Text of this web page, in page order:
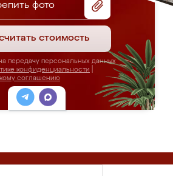
фото
стоимость
передачу персональных данных
конфиденциальности
соглашению